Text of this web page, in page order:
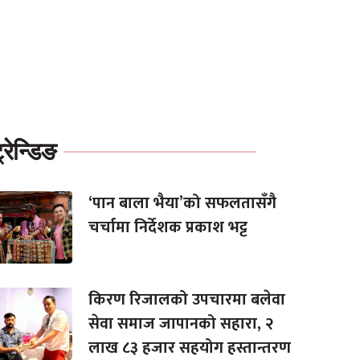
‘पान बाला भैया’को सफलतासँगै
चर्चामा निर्देशक प्रकाश भट्ट
किरण रिजालको उपचारमा बलेवा
सेवा समाज जापानको सहारा, २
लाख ८३ हजार सहयोग हस्तान्तरण